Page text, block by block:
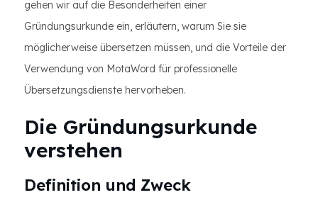
gehen wir auf die Besonderheiten einer
Gründungsurkunde ein, erläutern, warum Sie sie
möglicherweise übersetzen müssen, und die Vorteile der
Verwendung von MotaWord für professionelle
Übersetzungsdienste hervorheben.
Die Gründungsurkunde
verstehen
Definition und Zweck